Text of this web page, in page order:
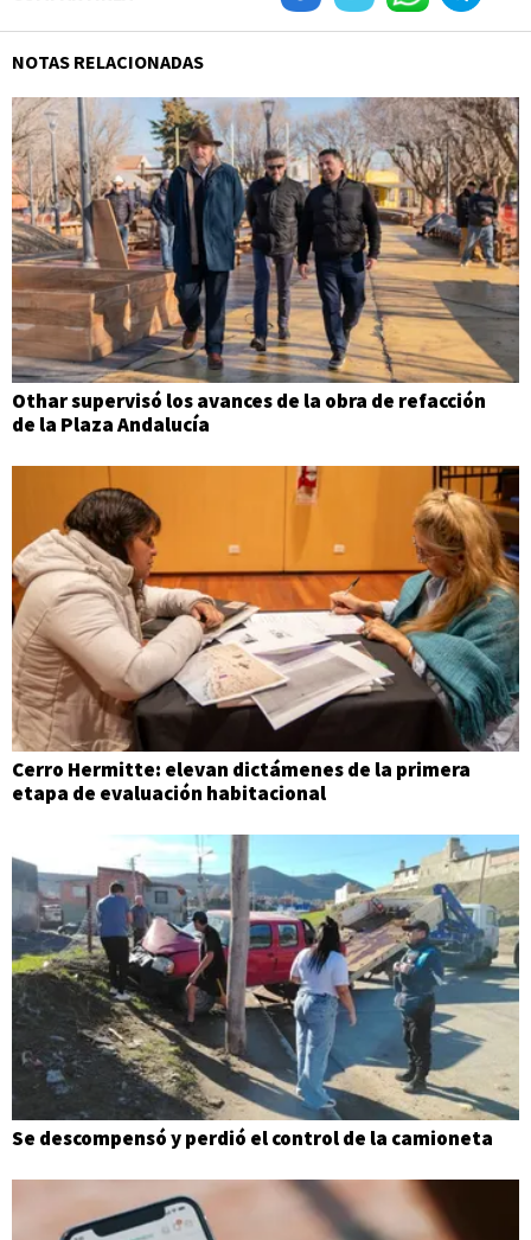
NOTAS RELACIONADAS
Othar supervisó los avances de la obra de refacción
de la Plaza Andalucía
Cerro Hermitte: elevan dictámenes de la primera
etapa de evaluación habitacional
Se descompensó y perdió el control de la camioneta